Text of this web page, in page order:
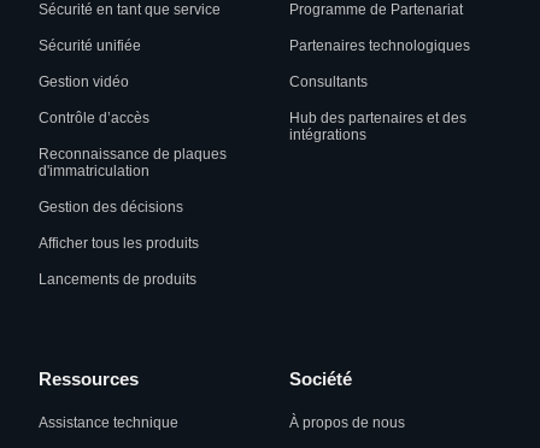
Sécurité en tant que service
Sécurité unifiée
Gestion vidéo
Contrôle d’accès
Reconnaissance de plaques
d'immatriculation
Gestion des décisions
Afficher tous les produits
Lancements de produits
Programme de Partenariat
Partenaires technologiques
Consultants
Hub des partenaires et des
intégrations
Ressources
Assistance technique
Société
À propos de nous